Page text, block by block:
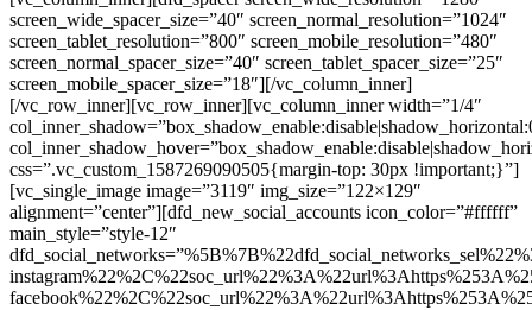
screen_wide_spacer_size=”40″ screen_normal_resolution=”1024″
screen_tablet_resolution=”800″ screen_mobile_resolution=”480″
screen_normal_spacer_size=”40″ screen_tablet_spacer_size=”25″
screen_mobile_spacer_size=”18″][/vc_column_inner]
[/vc_row_inner][vc_row_inner][vc_column_inner width=”1/4″
css=”.vc_custom_1587269090505{margin-top: 30px !important;}”]
[vc_single_image image=”3119″ img_size=”122×129″
alignment=”center”][dfd_new_social_accounts icon_color=”#ffffff”
main_style=”style-12″